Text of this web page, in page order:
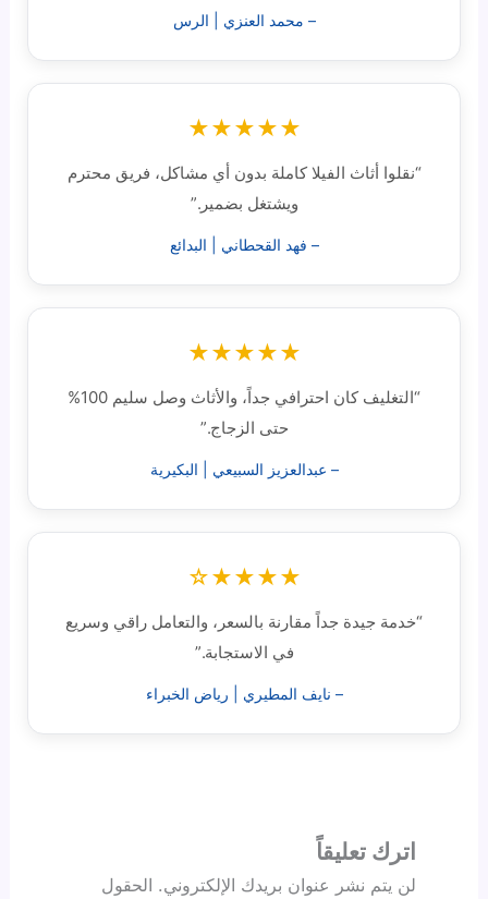
– محمد العنزي | الرس
★★★★★
“نقلوا أثاث الفيلا كاملة بدون أي مشاكل، فريق محترم
ويشتغل بضمير.”
– فهد القحطاني | البدائع
★★★★★
“التغليف كان احترافي جداً، والأثاث وصل سليم 100%
حتى الزجاج.”
– عبدالعزيز السبيعي | البكيرية
★★★★☆
“خدمة جيدة جداً مقارنة بالسعر، والتعامل راقي وسريع
في الاستجابة.”
– نايف المطيري | رياض الخبراء
اترك تعليقاً
لن يتم نشر عنوان بريدك الإلكتروني. الحقول